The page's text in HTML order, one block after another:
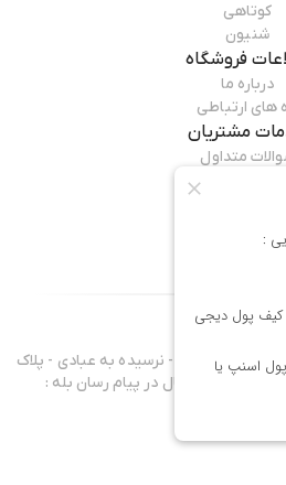
کوتاهی
شنیون
فروشگاه
درباره ما
های ارتباطی
مشتریان
متداول
قوانین مرجوعی
ما باشید
فرجام غربی - نرسیده به عبادی - پلاک
432 موبایل واحد فروش 09337998018 - آدرس کانال در پیام رسان بله :
میماوان،فروشگاه آنلاین آرایشگاهی خوش